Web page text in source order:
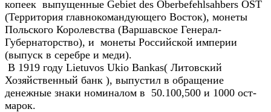
копеек выпущенные Gebiet des Oberbefehlsahbers OST
(Территория главнокомандующего Восток), монеты
Польского Королевства (Варшавское Генерал-
Губернаторство), и монеты Российской империи
(выпуск в серебре и меди).
В 1919 году Lietuvos Ukio Bankas( Литовский
Хозяйственный банк ), выпустил в обращение
денежные знаки номиналом в 50.100,500 и 1000 ост-
марок.